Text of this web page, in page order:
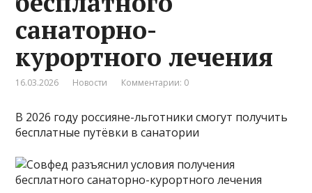
санаторно-
курортного лечения
16.03.2026 Новости Комментарии: 0
В 2026 году россияне-льготники смогут получить
бесплатные путёвки в санатории